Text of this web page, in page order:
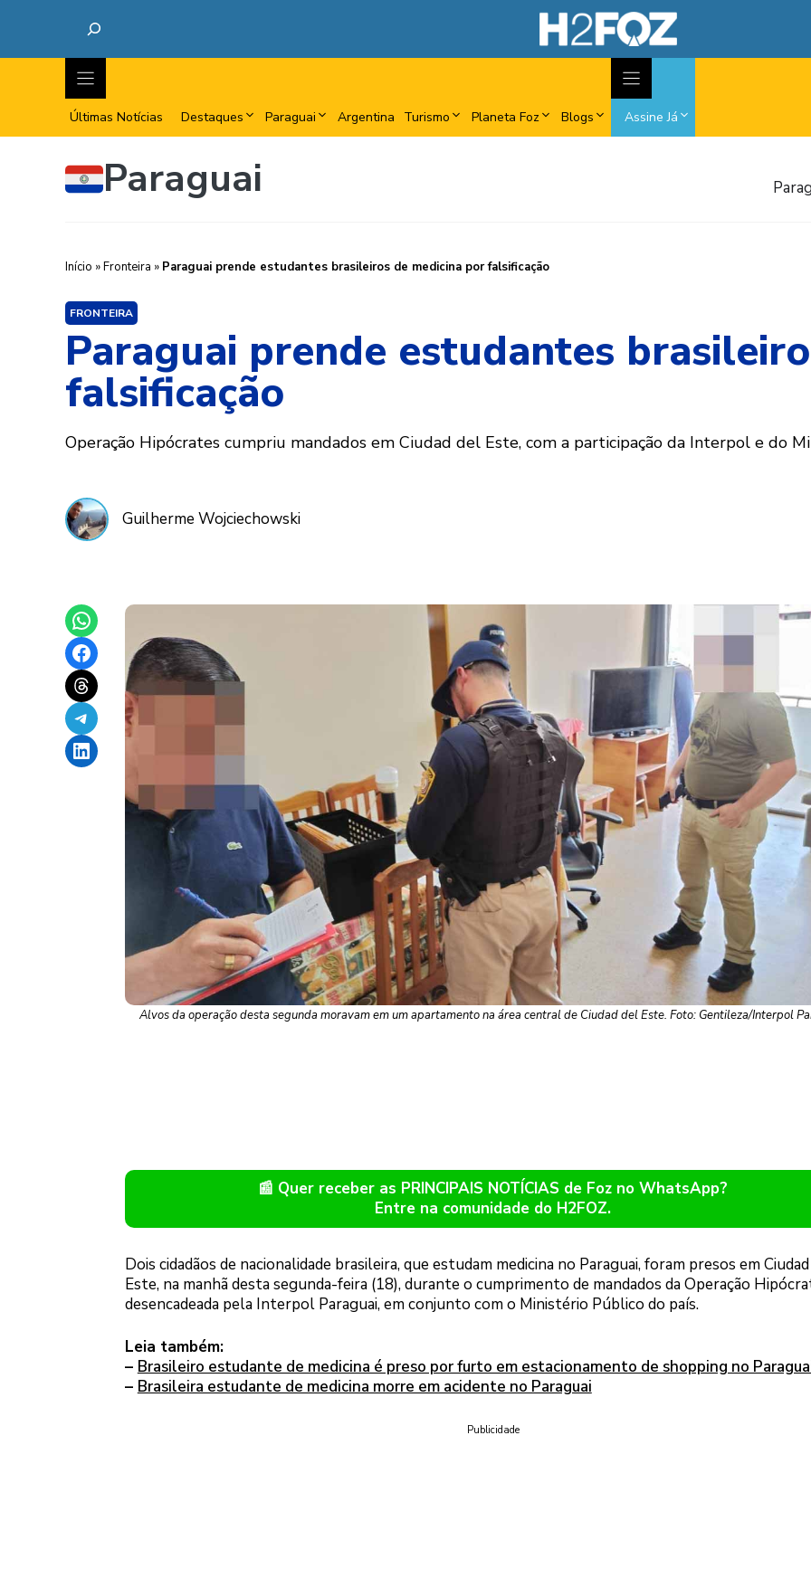
Últimas Notícias Destaques Paraguai Argentina Turismo Planeta Foz Blogs Assine Já
Paraguai
Início »Fronteira » Paraguai prende estudantes brasileiros de medicina por falsificação
FRONTEIRA
Paraguai prende estudantes
falsificação
Operação Hipócrates cumpriu mandados em Ciudad del Este, com a participação da Interpol e do
Guilherme Wojciechowski
Share on WhatsApp
Share on Facebook
Share on Threads
Share on Telegram
Share on LinkedIn
Alvos da operação desta segunda moravam em um apartamento na área central de Ciudad del Este. Foto: Gentileza/Interpol
📰 Quer receber as PRINCIPAIS NOTÍCIAS de Foz no WhatsApp?
Entre na comunidade do H2FOZ.
Dois cidadãos de nacionalidade brasileira, que estudam medicina no Paraguai, foram presos em
Este, na manhã desta segunda-feira (18), durante o cumprimento de mandados da Operação
desencadeada pela Interpol Paraguai, em conjunto com o Ministério Público do país.
Leia também:
– Brasileiro estudante de medicina é preso por furto em estacionamento de shopping no
– Brasileira estudante de medicina morre em acidente no Paraguai
Publicidade